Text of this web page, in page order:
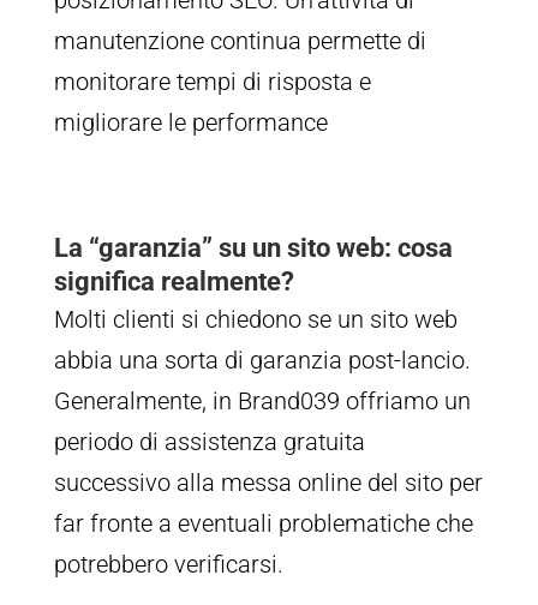
manutenzione continua permette di
monitorare tempi di risposta e
migliorare le performance
La “garanzia” su un sito web: cosa
significa realmente?
Molti clienti si chiedono se un sito web
abbia una sorta di garanzia post-lancio.
Generalmente, in Brand039 offriamo un
periodo di assistenza gratuita
successivo alla messa online del sito per
far fronte a eventuali problematiche che
potrebbero verificarsi.